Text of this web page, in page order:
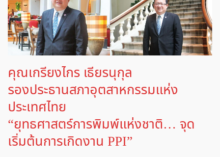
คุณเกรียงไกร เธียรนุกุล
รองประธานสภาอุตสาหกรรมแห่ง
ประเทศไทย
“ยุทธศาสตร์การพิมพ์แห่งชาติ… จุด
เริ่มต้นการเกิดงาน PPI”